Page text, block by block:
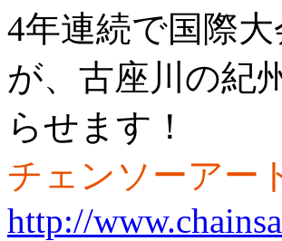
4年連続で国際
が、古座川の紀
らせます！
チェンソーアー
http://